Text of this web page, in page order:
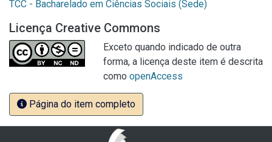
TCC - Bacharelado em Ciências Sociais (Sede)
Licença Creative Commons
Exceto quando indicado de outra
forma, a licença deste item é descrita
como openAccess
Página do item completo